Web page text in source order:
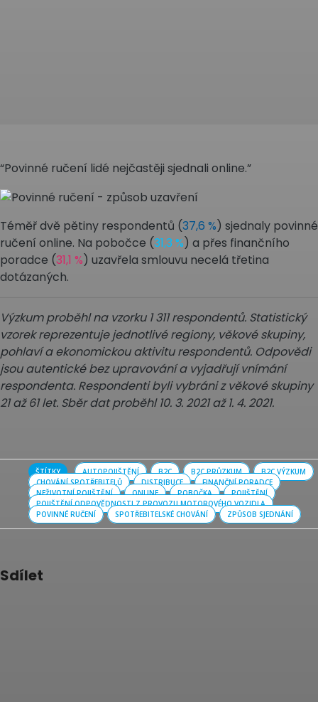
“Povinné ručení lidé nejčastěji sjednali online.”
Téměř dvě pětiny respondentů (37,6 %) sjednaly povinné
ručení online. Na pobočce (31,3 %) a přes finančního
poradce (31,1 %) uzavřela smlouvu necelá třetina
dotázaných.
Výzkum proběhl na vzorku 1 311 respondentů. Statistický
vzorek reprezentuje jednotlivé regiony, věkové skupiny,
pohlaví a ekonomickou aktivitu respondentů. Odpovědi
jsou autentické bez upravování a vyjadřují vnímání
respondenta. Respondenti byli vybráni z věkové skupiny
21 až 61 let. Sběr dat proběhl 10. 3. 2021 až 1. 4. 2021.
ŠTÍTKY AUTOPOJIŠTĚNÍ B2C B2C PRŮZKUM
B2C VÝZKUM
CHOVÁNÍ SPOTŘEBITELŮ
DISTRIBUCE
FINANČNÍ PORADCE
NEŽIVOTNÍ POJIŠTĚNÍ
ONLINE POBOČKA
POJIŠTĚNÍ
POJIŠTĚNÍ ODPOVĚDNOSTI Z PROVOZU MOTOROVÉHO VOZIDLA
POVINNÉ RUČENÍ
SPOTŘEBITELSKÉ CHOVÁNÍ ZPŮSOB SJEDNÁNÍ
Sdílet